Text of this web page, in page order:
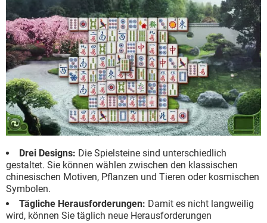
Drei Designs: Die Spielsteine sind unterschiedlich
gestaltet. Sie können wählen zwischen den klassischen
chinesischen Motiven, Pflanzen und Tieren oder kosmischen
Symbolen.
Tägliche Herausforderungen: Damit es nicht langweilig
wird, können Sie täglich neue Herausforderungen